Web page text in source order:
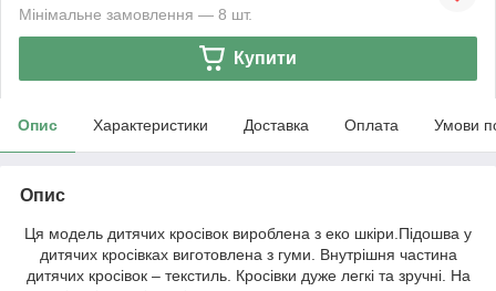
Мінімальне замовлення — 8 шт.
Купити
Опис Характеристики Доставка Оплата Умови
Опис
Ця модель дитячих кросівок вироблена з еко шкіри.Підошва у
дитячих кросівках виготовлена ​​з гуми. Внутрішня частина
дитячих кросівок – текстиль. Кросівки дуже легкі та зручні. На